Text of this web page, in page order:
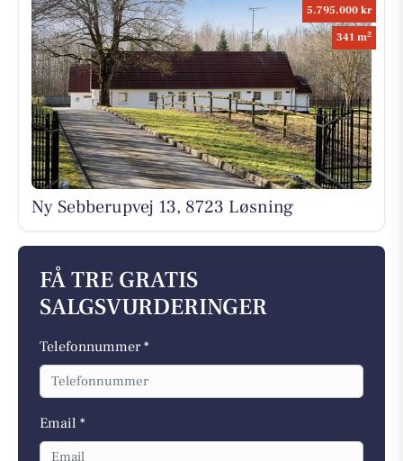
5.795.000 kr
341 m2
Ny Sebberupvej 13, 8723 Løsning
FÅ TRE GRATIS
SALGSVURDERINGER
Telefonnummer *
Email *